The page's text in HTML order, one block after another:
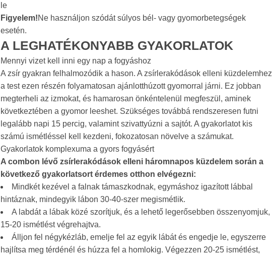
le
Figyelem!Ne használjon szódát súlyos bél- vagy gyomorbetegségek
esetén.
A LEGHATÉKONYABB GYAKORLATOK
Mennyi vizet kell inni egy nap a fogyáshoz
A zsír gyakran felhalmozódik a hason. A zsírlerakódások elleni küzdelemhez
a test ezen részén folyamatosan ajánlotthúzott gyomorral járni. Ez jobban
megterheli az izmokat, és hamarosan önkéntelenül megfeszül, aminek
következtében a gyomor leeshet. Szükséges továbbá rendszeresen futni
legalább napi 15 percig, valamint szivattyúzni a sajtót. A gyakorlatot kis
számú ismétléssel kell kezdeni, fokozatosan növelve a számukat.
Gyakorlatok komplexuma a gyors fogyásért
A combon lévő zsírlerakódások elleni háromnapos küzdelem során a
következő gyakorlatsort érdemes otthon elvégezni:
Mindkét kezével a falnak támaszkodnak, egymáshoz igazított lábbal
hintáznak, mindegyik lábon 30-40-szer megismétlik.
A labdát a lábak közé szorítjuk, és a lehető legerősebben összenyomjuk,
15-20 ismétlést végrehajtva.
Álljon fel négykézláb, emelje fel az egyik lábát és engedje le, egyszerre
hajlítsa meg térdénél és húzza fel a homlokig. Végezzen 20-25 ismétlést,